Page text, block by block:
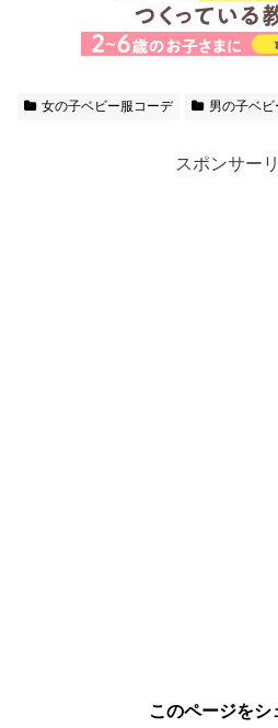
女の子ベビー服コーデ 男の子ベ
スポンサー
このページをシ